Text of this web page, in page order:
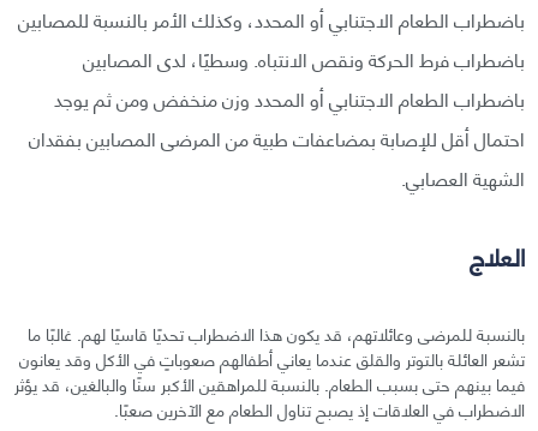
باضطراب الطعام الاجتنابي أو المحدد، وكذلك الأمر بالنسبة للمصابين
باضطراب فرط الحركة ونقص الانتباه. وسطيًا، لدى المصابين
باضطراب الطعام الاجتنابي أو المحدد وزن منخفض ومن ثم يوجد
احتمال أقل للإصابة بمضاعفات طبية من المرضى المصابين بفقدان
الشهية العصابي.
العلاج
بالنسبة للمرضى وعائلاتهم، قد يكون هذا الاضطراب تحديًا قاسيًا لهم. غالبًا ما
تشعر العائلة بالتوتر والقلق عندما يعاني أطفالهم صعوباتٍ في الأكل وقد يعانون
فيما بينهم حتى بسبب الطعام. بالنسبة للمراهقين الأكبر سنًا والبالغين، قد يؤثر
الاضطراب في العلاقات إذ يصبح تناول الطعام مع الآخرين صعبًا.